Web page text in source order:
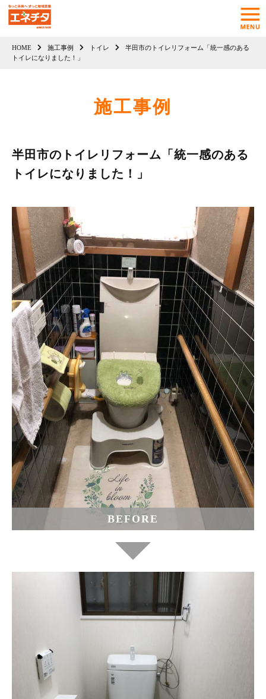
HOME 施工事例 トイレ
半田市のトイレリフォーム「統一感のある
トイレになりました！」
施工事例
半田市のトイレリフォーム「統一感のある
トイレになりました！」
BEFORE